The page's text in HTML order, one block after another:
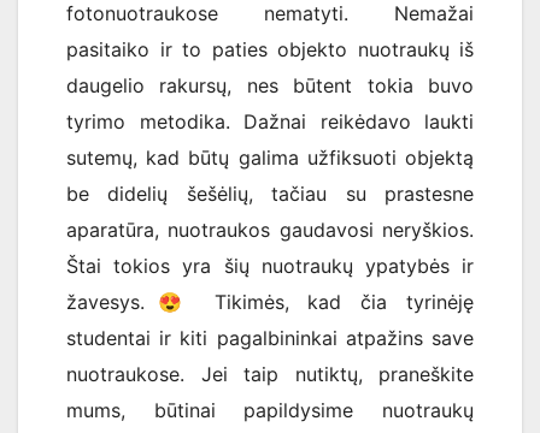
fotonuotraukose nematyti. Nemažai
pasitaiko ir to paties objekto nuotraukų iš
daugelio rakursų, nes būtent tokia buvo
tyrimo metodika. Dažnai reikėdavo laukti
sutemų, kad būtų galima užfiksuoti objektą
be didelių šešėlių, tačiau su prastesne
aparatūra, nuotraukos gaudavosi neryškios.
Štai tokios yra šių nuotraukų ypatybės ir
žavesys. 😍
Tikimės, kad čia tyrinėję
studentai ir kiti pagalbininkai atpažins save
nuotraukose. Jei taip nutiktų, praneškite
mums, būtinai papildysime nuotraukų